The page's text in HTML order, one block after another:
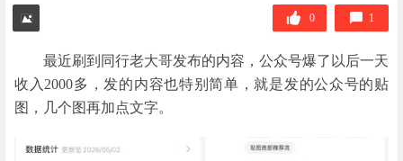
0 1
最近刷到同行老大哥发布的内容，公众号爆了以后一天
收入2000多，发的内容也特别简单，就是发的公众号的贴
图，几个图再加点文字。